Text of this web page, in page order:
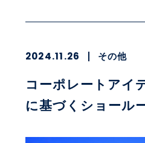
2024.11.26 その他
コーポレートアイ
に基づくショール